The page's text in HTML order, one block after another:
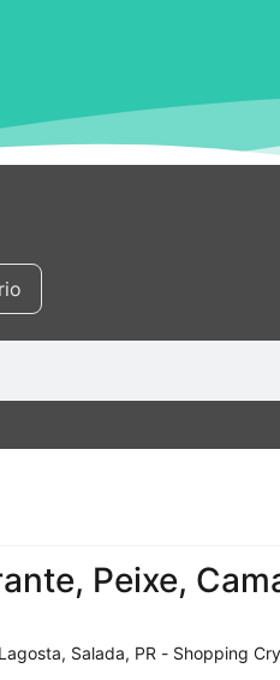
Peixe,
Salada, PR - Shopping